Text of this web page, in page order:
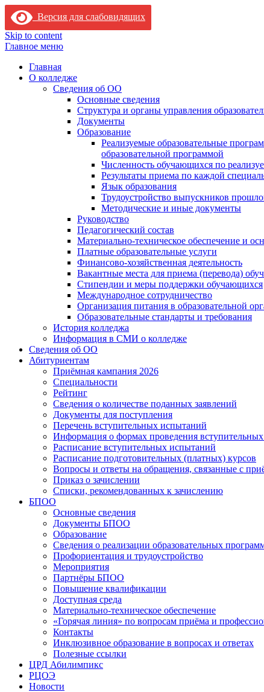
Версия для слабовидящих
Skip to content
Главное меню
Главная
О колледже
Сведения об ОО
Основные сведения
Структура и органы управления
Документы
Образование
Реализуемые образовательные
образовательной программой
Численность обучающихся по
Результаты приема по каждой
Язык образования
Трудоустройство выпускников
Методические и иные документы
Руководство
Педагогический состав
Материально-техническое обеспечение и
Платные образовательные услуги
Финансово-хозяйственная деятельность
Вакантные места для приема (перевода)
Стипендии и меры поддержки обучающихся
Международное сотрудничество
Организация питания в образовательной
Образовательные стандарты и требования
История колледжа
Информация в СМИ о колледже
Сведения об ОО
Абитуриентам
Приёмная кампания 2026
Специальности
Рейтинг
Сведения о количестве поданных заявлений
Документы для поступления
Перечень вступительных испытаний
Информация о формах проведения
Расписание вступительных испытаний
Расписание подготовительных (платных) курсов
Вопросы и ответы на обращения, связанные с
Приказ о зачислении
Списки, рекомендованных к зачислению
БПОО
Основные сведения
Документы БПОО
Образование
Сведения о реализации образовательных
Профориентация и трудоустройство
Мероприятия
Партнёры БПОО
Повышение квалификации
Доступная среда
Материально-техническое обеспечение
«Горячая линия» по вопросам приёма и
Контакты
Инклюзивное образование в вопросах и ответах
Полезные ссылки
ЦРД Абилимпикс
РЦОЭ
Новости